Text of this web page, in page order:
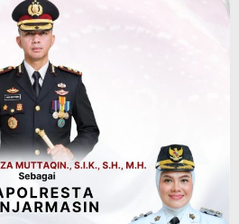
Kwarcab
ke Makam Pangeran
Ulang Janji
Karhutla di
Berhasil